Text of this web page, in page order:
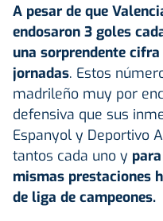
A pesar de que
endosaron 3 goles
una sorprendente
jornadas. Estos
madrileño muy por
defensiva que sus
Espanyol y Deportivo
tantos cada uno y
mismas prestaciones
de liga de campeones.